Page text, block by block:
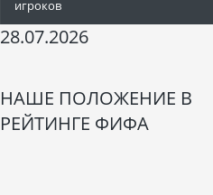
игроков
28.07.2026
НАШЕ ПОЛОЖЕНИЕ В
РЕЙТИНГЕ ФИФА